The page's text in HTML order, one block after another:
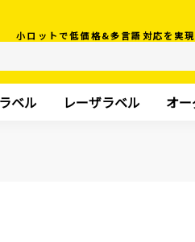
小ロットで低価格&多言語対応を実
ベル レーザラベル オ